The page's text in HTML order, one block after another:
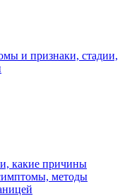
и признаки, стадии,
какие причины
методы